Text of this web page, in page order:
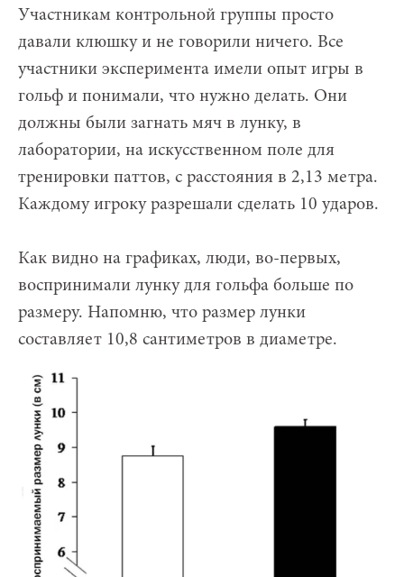
Участникам контрольной группы просто
давали клюшку и не говорили ничего. Все
участники эксперимента имели опыт игры в
гольф и понимали, что нужно делать. Они
должны были загнать мяч в лунку, в
лаборатории, на искусственном поле для
тренировки паттов, с расстояния в 2,13 метра.
Каждому игроку разрешали сделать 10 ударов.
Как видно на графиках, люди, во-первых,
воспринимали лунку для гольфа больше по
размеру. Напомню, что размер лунки
составляет 10,8 сантиметров в диаметре.